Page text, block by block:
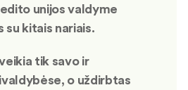
unijos valdyme
kitais nariais.
tik savo ir
o uždirbtas